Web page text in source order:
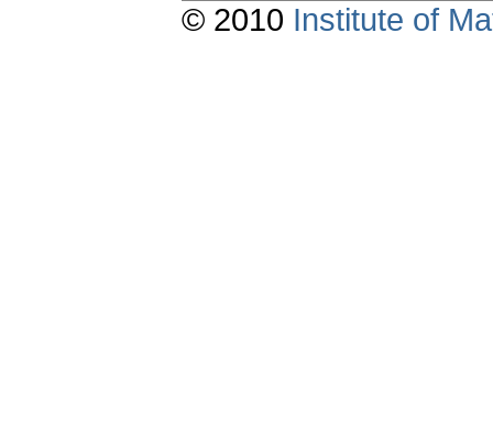
© 2010 Institute of